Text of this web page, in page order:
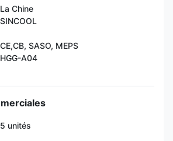
La Chine
SINCOOL
CE,CB, SASO, MEPS
HGG-A04
5 unités